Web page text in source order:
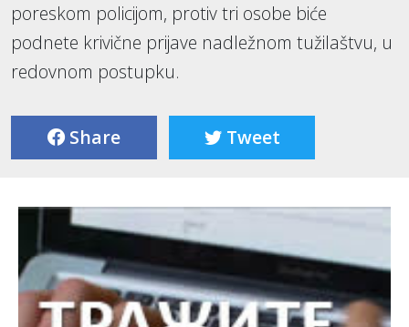
poreskom policijom, protiv tri osobe biće
podnete krivične prijave nadležnom tužilaštvu, u
redovnom postupku.
Share Tweet